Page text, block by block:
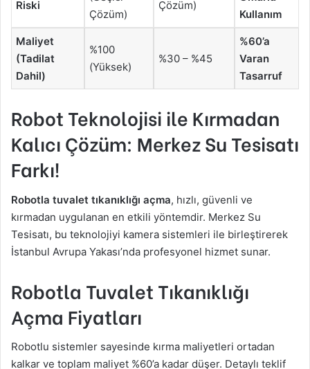
Riski
Çözüm)
Çözüm)
Kullanım
Maliyet
(Tadilat
Dahil)
%100
(Yüksek)
%30 – %45
%60’a
Varan
Tasarruf
Robot Teknolojisi ile Kırmadan
Kalıcı Çözüm: Merkez Su Tesisatı
Farkı!
Robotla tuvalet tıkanıklığı açma, hızlı, güvenli ve
kırmadan uygulanan en etkili yöntemdir. Merkez Su
Tesisatı, bu teknolojiyi kamera sistemleri ile birleştirerek
İstanbul Avrupa Yakası’nda profesyonel hizmet sunar.
Robotla Tuvalet Tıkanıklığı
Açma Fiyatları
Robotlu sistemler sayesinde kırma maliyetleri ortadan
kalkar ve toplam maliyet %60’a kadar düşer. Detaylı teklif